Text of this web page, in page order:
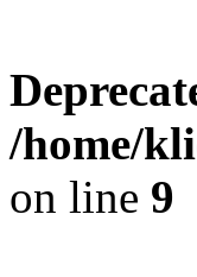
/home/
on line 9